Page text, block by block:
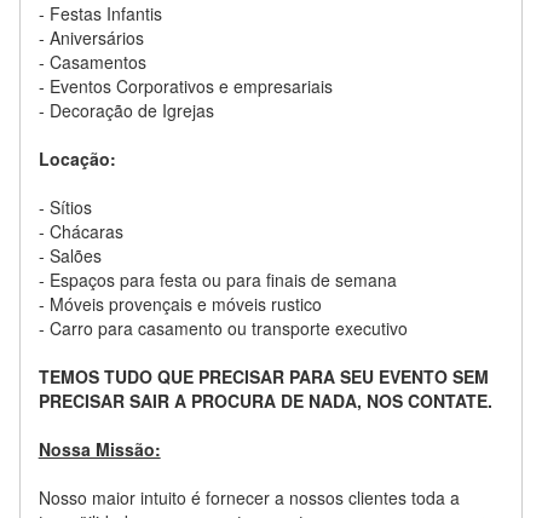
- Festas Infantis
- Aniversários
- Casamentos
- Eventos Corporativos e empresariais
- Decoração de Igrejas
Locação:
- Sítios
- Chácaras
- Salões
- Espaços para festa ou para finais de semana
- Móveis provençais e móveis rustico
- Carro para casamento ou transporte executivo
TEMOS TUDO QUE PRECISAR PARA SEU EVENTO SEM
PRECISAR SAIR A PROCURA DE NADA, NOS CONTATE.
Nossa Missão:
Nosso maior intuito é fornecer a nossos clientes toda a